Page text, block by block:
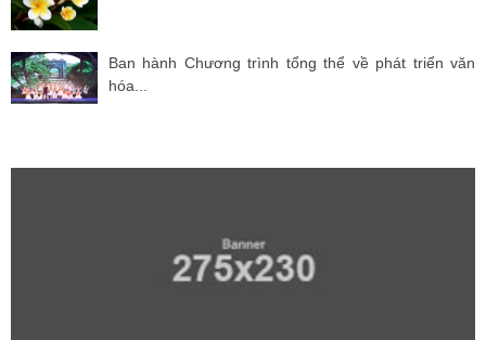
Ban hành Chương trình tổng thể về phát triển văn
hóa...